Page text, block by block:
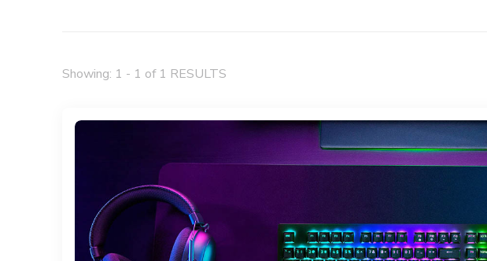
Showing: 1 - 1 of 1 RESULTS